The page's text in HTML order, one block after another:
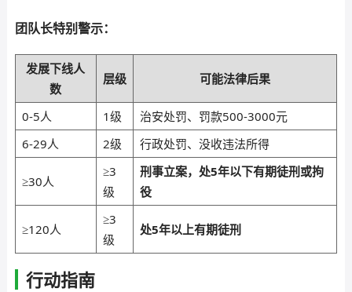
团队长特别警示：
发展下线人
数
层级 可能法律后果
0-5人 1级
治安处罚、罚款500-3000元
6-29人
2级 行政处罚、没收违法所得
≥30人
≥3
级
刑事立案，处5年以下有期徒刑或拘
役
≥120人
≥3
级
处5年以上有期徒刑
行动指南